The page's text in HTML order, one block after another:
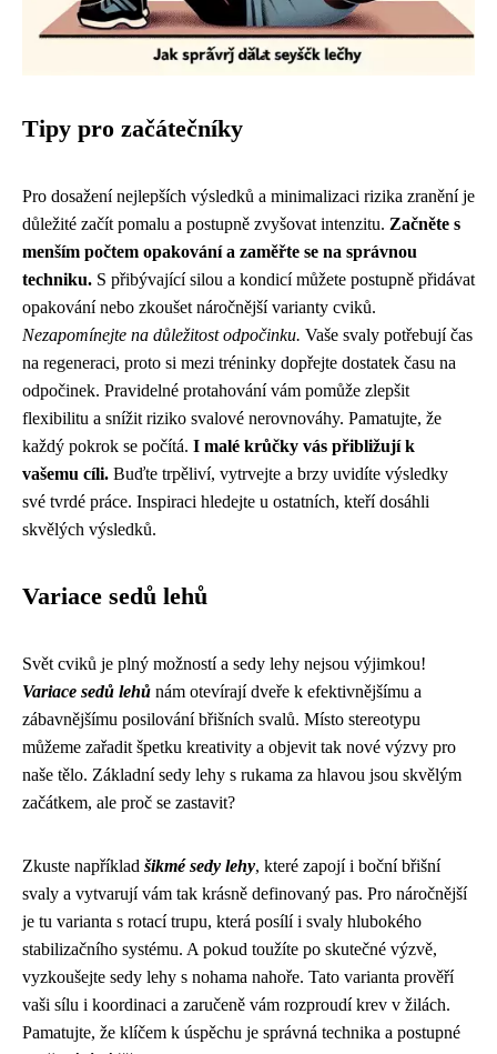
Tipy pro začátečníky
Pro dosažení nejlepších výsledků a minimalizaci rizika zranění je
důležité začít pomalu a postupně zvyšovat intenzitu. Začněte s
menším počtem opakování a zaměřte se na správnou
techniku. S přibývající silou a kondicí můžete postupně přidávat
opakování nebo zkoušet náročnější varianty cviků.
Nezapomínejte na důležitost odpočinku. Vaše svaly potřebují čas
na regeneraci, proto si mezi tréninky dopřejte dostatek času na
odpočinek. Pravidelné protahování vám pomůže zlepšit
flexibilitu a snížit riziko svalové nerovnováhy. Pamatujte, že
každý pokrok se počítá. I malé krůčky vás přibližují k
vašemu cíli. Buďte trpěliví, vytrvejte a brzy uvidíte výsledky
své tvrdé práce. Inspiraci hledejte u ostatních, kteří dosáhli
skvělých výsledků.
Variace sedů lehů
Svět cviků je plný možností a sedy lehy nejsou výjimkou!
Variace sedů lehů nám otevírají dveře k efektivnějšímu a
zábavnějšímu posilování břišních svalů. Místo stereotypu
můžeme zařadit špetku kreativity a objevit tak nové výzvy pro
naše tělo. Základní sedy lehy s rukama za hlavou jsou skvělým
začátkem, ale proč se zastavit?
Zkuste například šikmé sedy lehy, které zapojí i boční břišní
svaly a vytvarují vám tak krásně definovaný pas. Pro náročnější
je tu varianta s rotací trupu, která posílí i svaly hlubokého
stabilizačního systému. A pokud toužíte po skutečné výzvě,
vyzkoušejte sedy lehy s nohama nahoře. Tato varianta prověří
vaši sílu i koordinaci a zaručeně vám rozproudí krev v žilách.
Pamatujte, že klíčem k úspěchu je správná technika a postupné